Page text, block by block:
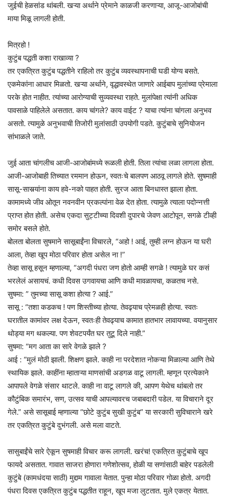
जुईची हेळसांड थांबली. खऱ्या अर्थाने प्रेमाने काळजी करणाऱ्या, आजू-आजोबांची
माया मिळू लागली होती.
मित्रहो !
कुटुंब पद्धती कशा राखाव्या ?
तर एकत्रित कुटुंब पद्धतीने राहिलो तर कुटुंब व्यवस्थापनाची घडी योग्य बसते.
एकमेकांना आधार मिळतो. खऱ्या अर्थाने, वृद्धावस्थेत जाणारे आईबाप मुलांच्या प्रेमाला
परके होत नाहीत. त्यांच्या आरोग्याची सुव्यवस्था राहते. मुलांपेक्षा त्यांनी अधिक
पावसाळे पाहिलेले असतात. काय चांगले? काय वाईट ? याचा त्यांना चांगला अनुभव
असतो. त्यामुळे अनुभवाची तिजोरी मुलांसाठी उपयोगी पडते. कुटुंबाचे सुनियोजन
सांभाळले जाते.
जुई आता चांगलीच आजी-आजोबांमध्ये रूळली होती. तिला त्यांचा लळा लागला होता.
आजी-आजोबाही तिच्यात रममान होऊन, स्वतःचे बालपण आठवू लागले होते. सुषमाही
सासू-सासर्‍यांना काय हवे-नको पाहत होती. सुरज आता बिनधास्त झाला होता.
कामामध्ये जीव ओतून नवनवीन प्रकल्पांना वेळ देत होता. त्यामुळे त्याला पदोन्नत्ती
प्राप्त होत होती. असेच एकदा सुट्टीच्या दिवशी दुपारचे जेवण आटोपून, सगळे टीव्ही
समोर बसले होते.
बोलता बोलता सुषमाने सासूबाईंना विचारले, “अहो ! आई, तुम्ही लग्न होऊन या घरी
आला, तेव्हा खूप मोठा परिवार होता असेल ना !”
तेव्हा सासू हसून म्हणाल्या, “अगदी पंधरा जण होतो आम्ही सगळे ! त्यामुळे घर कसं
भरलेलं असायचं. कधी दिवस उगवायचा आणि कधी मावळायचा, कळतच नसे.
सुषमा: ” तुमच्या सासू कशा होत्या ? आई.”
सासू : “तशा कडकच ! पण शिस्तीच्या होत्या. तेवढ्याच प्रेमळही होत्या. स्वतः
घरातील कामांवर लक्ष देऊन, स्वतःही तेवढ्याच कामात हातभार लावायच्या. वयानुसार
थोड्या मग थकल्या. पण शेवटपर्यंत घर तुटू दिले नाही.”
सुषमा: “मग आता का सारे वेगळे झाले ?
आई : “मुलं मोठी झाली. शिक्षण झाले. काही ना परदेशात नोकऱ्या मिळाल्या आणि तेथे
स्थायिक झाले. काहींना म्हाताऱ्या माणसांची अडगळ वाटू लागली. म्हणून प्रत्येकाने
आपापले वेगळे संसार थाटले. काही ना वाटू लागले की, आपण येथेच थांबलो तर
कौटुंबिक समारंभ, सण, उत्सव याची आपल्यावरच जबाबदारी पडेल. या विचाराने दूर
गेले.” असे सासूबाई म्हणाल्या “छोटे कुटुंब सुखी कुटुंब” या सरकारी सुविचाराने खरे
तर एकत्रित कुटुंबे दुभंगली. असे मला वाटते.
सासुबाईंचे सारे ऐकून सुषमाही विचार करू लागली. खरंच! एकत्रित कुटुंबाचे खूप
फायदे असतात. गावात साजरा होणारा गणेशोत्सव, होळी या सणांसाठी बाहेर पडलेली
कुटुंबे (कामधंदया साठी) मुद्दाम गावाला येतात. पुन्हा मोठा परिवार गोळा होतो. अगदी
पंधरा दिवस एकत्रित कुटुंब पद्धतीत राहून, खूप मजा लुटतात. मुले एकत्र येतात.